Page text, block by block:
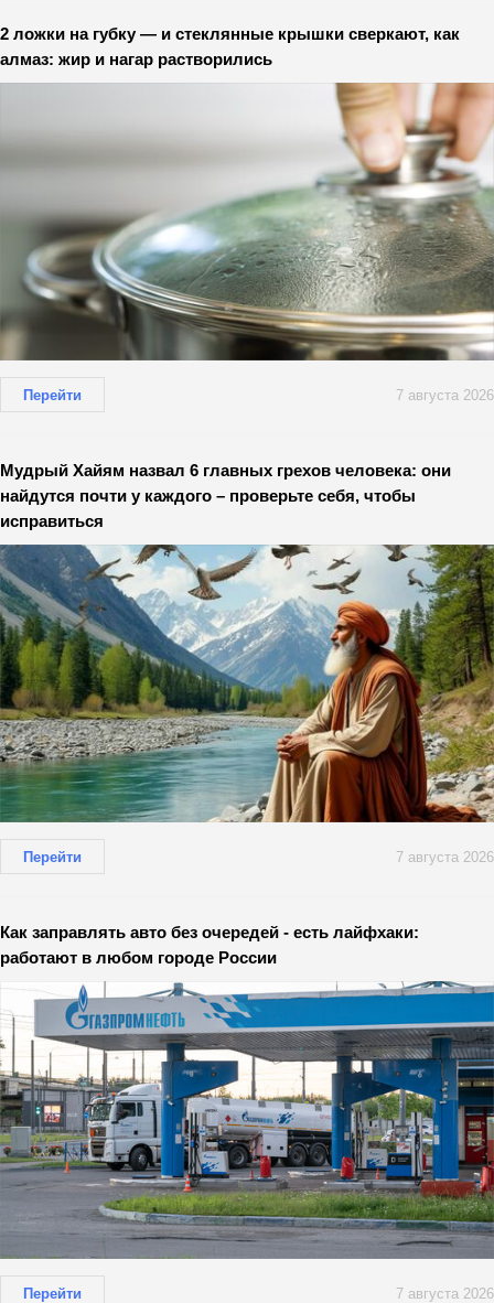
2 ложки на губку — и стеклянные крышки сверкают, как
алмаз: жир и нагар растворились
Перейти 7 августа 2026
Мудрый Хайям назвал 6 главных грехов человека: они
найдутся почти у каждого – проверьте себя, чтобы
исправиться
Перейти 7 августа 2026
Как заправлять авто без очередей - есть лайфхаки:
работают в любом городе России
Перейти 7 августа 2026